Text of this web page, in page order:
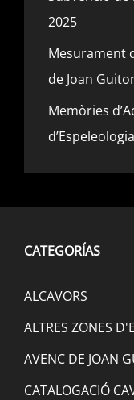
2025
Mesurament
de Joan
Memòries
CATEGORÍAS
ALCAVORS
ALTRES ZONES
AVENC DE JOAN
CATALOGACIÓ